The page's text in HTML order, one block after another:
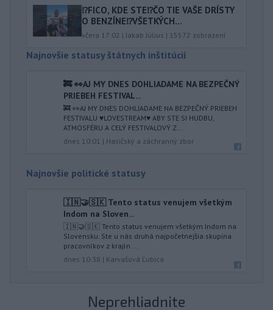
⁉️FICO, KDE STE⁉️ČO TIE VAŠE DRÍSTY
O BENZÍNE⁉️VŠETKÝCH...
včera 17:02 |Jakab Július | 15572 zobrazení
Najnovšie statusy štátnych inštitúcií
🚒 👀AJ MY DNES DOHLIADAME NA BEZPEČNÝ
PRIEBEH FESTIVAL...
🚒 👀AJ MY DNES DOHLIADAME NA BEZPEČNÝ PRIEBEH
FESTIVALU ♥️LOVESTREAM♥️ ABY STE SI HUDBU,
ATMOSFÉRU A CELÝ FESTIVALOVÝ Z...
dnes 10:01 | Hasičský a záchranný zbor
Najnovšie politické statusy
🇮🇳🤝🇸🇰 Tento status venujem všetkým
Indom na Sloven...
🇮🇳🤝🇸🇰 Tento status venujem všetkým Indom na
Slovensku. Ste u nás druhá najpočetnejšia skupina
pracovníkov z krajín ...
dnes 10:38 | Karvašová Ľubica
Neprehliadnite